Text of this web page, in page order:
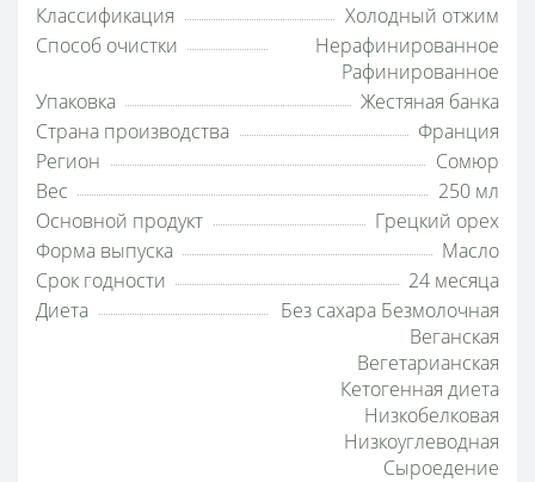
Классификация
Холодный отжим
Способ очистки
Нерафинированное
Рафинированное
Упаковка
Жестяная банка
Страна производства
Франция
Регион
Сомюр
Вес
250 мл
Основной продукт
Грецкий орех
Форма выпуска
Масло
Срок годности
24 месяца
Диета
Без сахара Безмолочная
Веганская
Вегетарианская
Кетогенная диета
Низкобелковая
Низкоуглеводная
Сыроедение